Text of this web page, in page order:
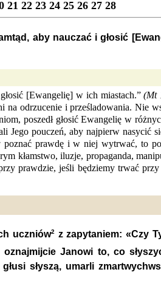
21 22 23 24 25 26 27 28
aby nauczać i głosić
[Ewangelię] w ich miastach.”(Mt
na odrzucenie i prześladowania. Nie
poszedł głosić Ewangelię w
Jego pouczeń, aby najpierw nasycić
poznać prawdę i w niej wytrwać, to
kłamstwo, iluzje, propaganda,
prawdzie, jeśli będziemy trwać
uczniów2 z zapytaniem: «Czy
Janowi to, co
słyszą, umarli